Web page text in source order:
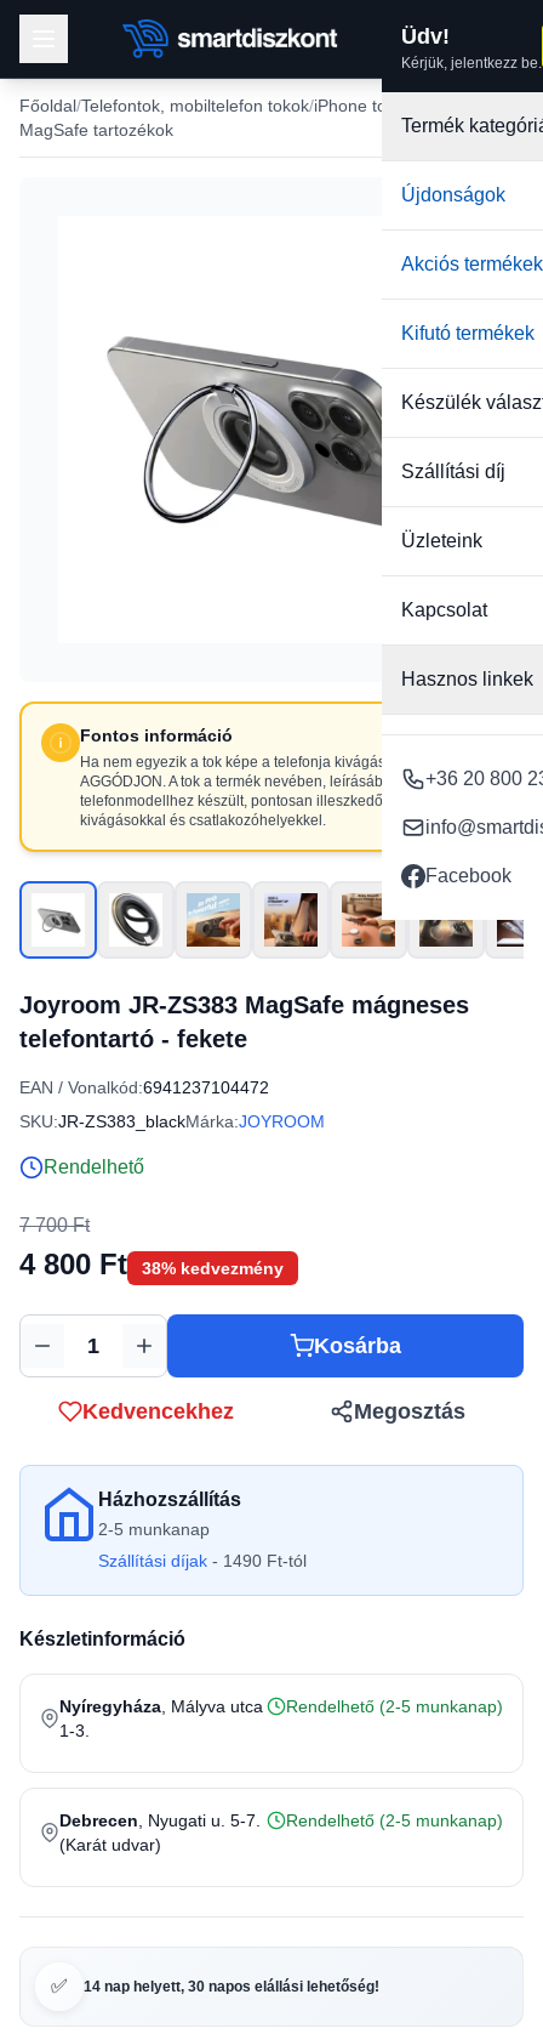
Üdv!
Kérjük, jelentkezz be.
Termék
Újdonságok
Akciós termékek
Kifutó termékek
Készülék
Szállítási díj
Üzleteink
Kapcsolat
Hasznos linkek
+36 20 800
Facebook
Főoldal Telefontok, mobiltelefon tokok iPhone tokok
MagSafe tartozékok
Fontos információ
Ha nem egyezik a tok képe a telefonja kivágásaival, NE
AGGÓDJON. A tok a termék nevében, leírásában szereplő
telefonmodellhez készült, pontosan illeszkedő
kivágásokkal és csatlakozóhelyekkel.
Joyroom JR-ZS383 MagSafe mágneses
telefontartó - fekete
EAN / Vonalkód:6941237104472
SKU:JR-ZS383_blackMárka:JOYROOM
Rendelhető
7 700 Ft
4 800 Ft 38% kedvezmény
Mennyiség Kosárba
Kedvencekhez Megosztás
Házhozszállítás
2-5 munkanap
Szállítási díjak - 1490 Ft-tól
Készletinformáció
Nyíregyháza , Mályva utca
1-3.
Rendelhető (2-5 munkanap)
Debrecen , Nyugati u. 5-7.
(Karát udvar)
Rendelhető (2-5 munkanap)
✅ 14 nap helyett, 30 napos elállási lehetőség!